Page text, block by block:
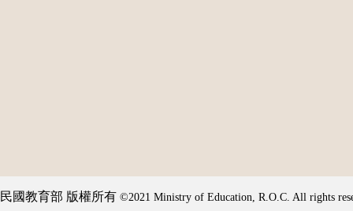
國教育部 版權所有 ©2021 Ministry of Education, R.O.C. All rights